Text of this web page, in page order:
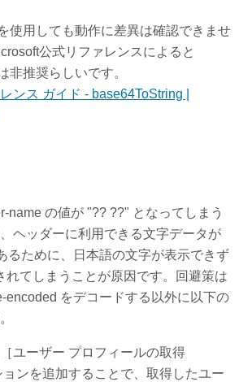
使用しても動作に差異は確認できませ
公式リファレンスによると
非推奨らしいです。
ンス ガイド - base64ToString |
name の値が "?? ??" となってしまう
ヘッダーに利用できる文字データが
るために、日本語の文字が表示できず
れてしまうことが原因です。回避策は
encoded をデコードする以外に以下の
ユーザー プロフィールの取得
ョンを追加することで、取得したユー